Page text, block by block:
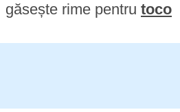
găsește rime pentru toco